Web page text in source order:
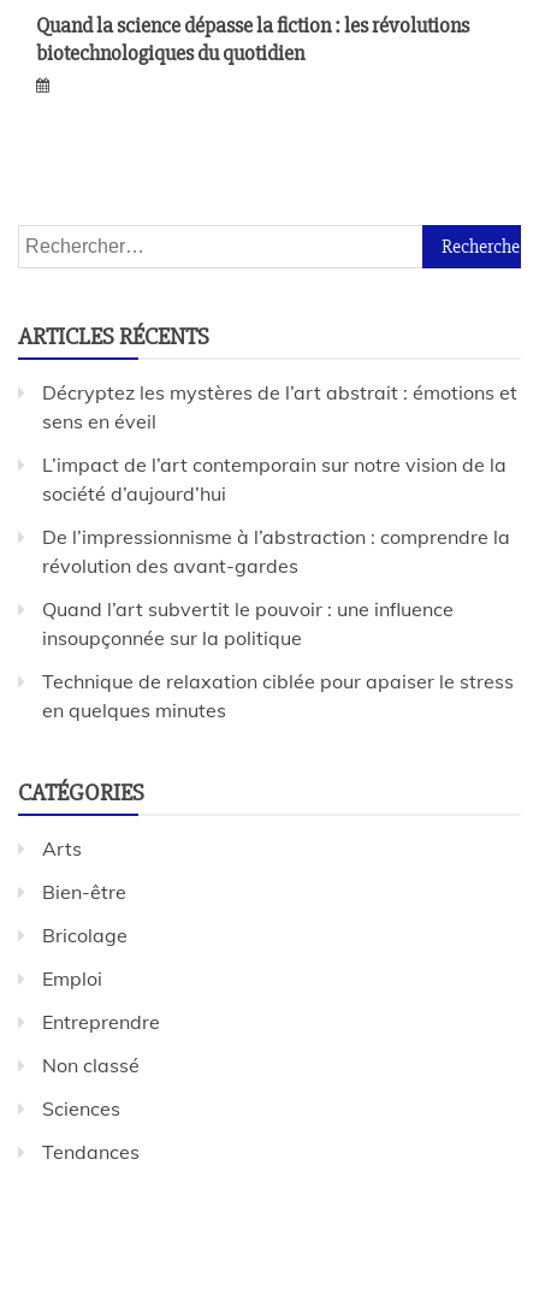
Quand la science dépasse la fiction : les révolutions
biotechnologiques du quotidien
ARTICLES RÉCENTS
Décryptez les mystères de l’art abstrait : émotions et
sens en éveil
L’impact de l’art contemporain sur notre vision de la
société d’aujourd’hui
De l’impressionnisme à l’abstraction : comprendre la
révolution des avant-gardes
Quand l’art subvertit le pouvoir : une influence
insoupçonnée sur la politique
Technique de relaxation ciblée pour apaiser le stress
en quelques minutes
CATÉGORIES
Arts
Bien-être
Bricolage
Emploi
Entreprendre
Non classé
Sciences
Tendances